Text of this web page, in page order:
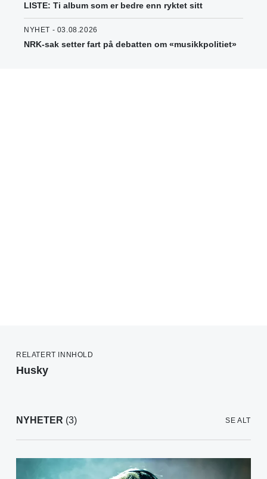
LISTE: Ti album som er bedre enn ryktet sitt
NYHET - 03.08.2026
NRK-sak setter fart på debatten om «musikkpolitiet»
RELATERT INNHOLD
Husky
NYHETER (3) SE ALT